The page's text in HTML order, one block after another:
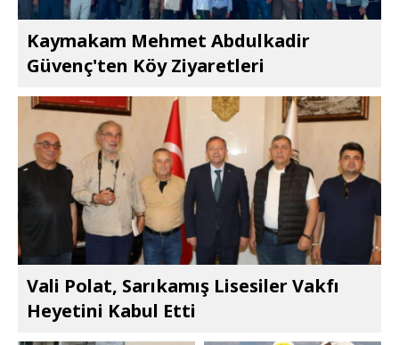
Kaymakam Mehmet Abdulkadir
Güvenç'ten Köy Ziyaretleri
Vali Polat, Sarıkamış Lisesiler Vakfı
Heyetini Kabul Etti